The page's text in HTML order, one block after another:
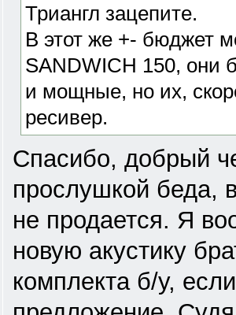
Триангл зацепите.
В этот же +- бюджет
SANDWICH 150, они
и мощные, но их,
ресивер.
Спасибо, добрый
прослушкой беда,
не продается. Я
новую акустику
комплекта б/у,